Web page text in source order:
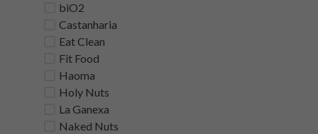
biO2
Castanharia
Eat Clean
Fit Food
Haoma
Holy Nuts
La Ganexa
Naked Nuts